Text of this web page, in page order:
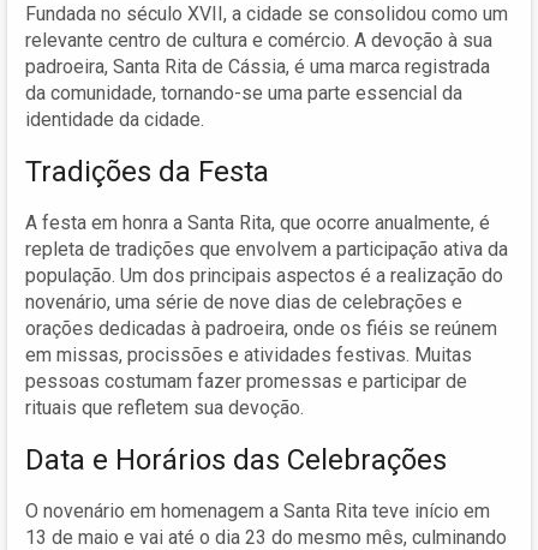
Fundada no século XVII, a cidade se consolidou como um
relevante centro de cultura e comércio. A devoção à sua
padroeira, Santa Rita de Cássia, é uma marca registrada
da comunidade, tornando-se uma parte essencial da
identidade da cidade.
Tradições da Festa
A festa em honra a Santa Rita, que ocorre anualmente, é
repleta de tradições que envolvem a participação ativa da
população. Um dos principais aspectos é a realização do
novenário, uma série de nove dias de celebrações e
orações dedicadas à padroeira, onde os fiéis se reúnem
em missas, procissões e atividades festivas. Muitas
pessoas costumam fazer promessas e participar de
rituais que refletem sua devoção.
Data e Horários das Celebrações
O novenário em homenagem a Santa Rita teve início em
13 de maio e vai até o dia 23 do mesmo mês, culminando